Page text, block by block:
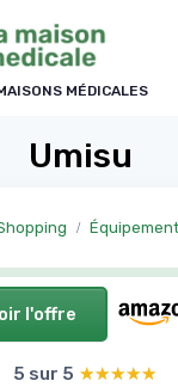
MÉDICALES
Umisu
Équipement
l'offre
5 sur 5 ★★★★★
★★★★★